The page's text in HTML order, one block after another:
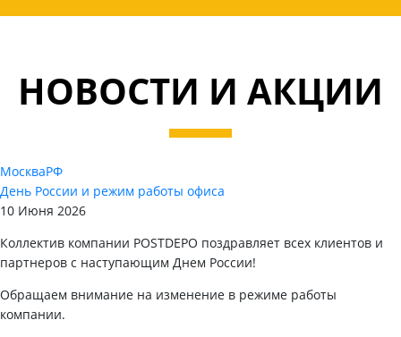
НОВОСТИ И АКЦИИ
МоскваРФ
День России и режим работы офиса
10 Июня 2026
Коллектив компании POSTDEPO поздравляет всех клиентов и
партнеров с наступающим Днем России!
Обращаем внимание на изменение в режиме работы
компании.